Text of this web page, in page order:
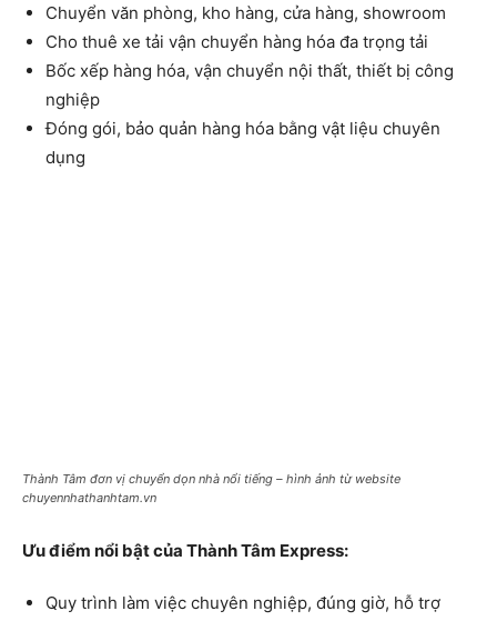
Chuyển văn phòng, kho hàng, cửa hàng, showroom
Cho thuê xe tải vận chuyển hàng hóa đa trọng tải
Bốc xếp hàng hóa, vận chuyển nội thất, thiết bị công
nghiệp
Đóng gói, bảo quản hàng hóa bằng vật liệu chuyên
dụng
Thành Tâm đơn vị chuyển dọn nhà nổi tiếng – hình ảnh từ website
chuyennhathanhtam.vn
Ưu điểm nổi bật của Thành Tâm Express:
Quy trình làm việc chuyên nghiệp, đúng giờ, hỗ trợ